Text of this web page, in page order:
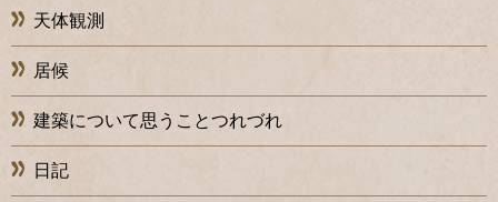
天体観測
居候
建築について思うことつれづれ
日記